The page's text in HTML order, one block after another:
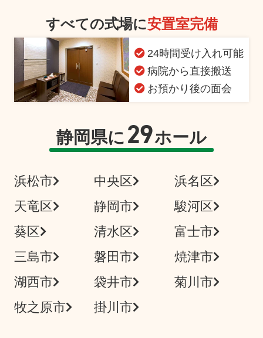
すべての式場に安置室完備
24時間受け入れ可能
病院から直接搬送
お預かり後の面会
静岡県に 29ホール
浜松市 中央区
浜名区
天竜区
静岡市
駿河区
葵区
清水区
富士市
三島市
磐田市
焼津市
湖西市
袋井市
菊川市
牧之原市
掛川市